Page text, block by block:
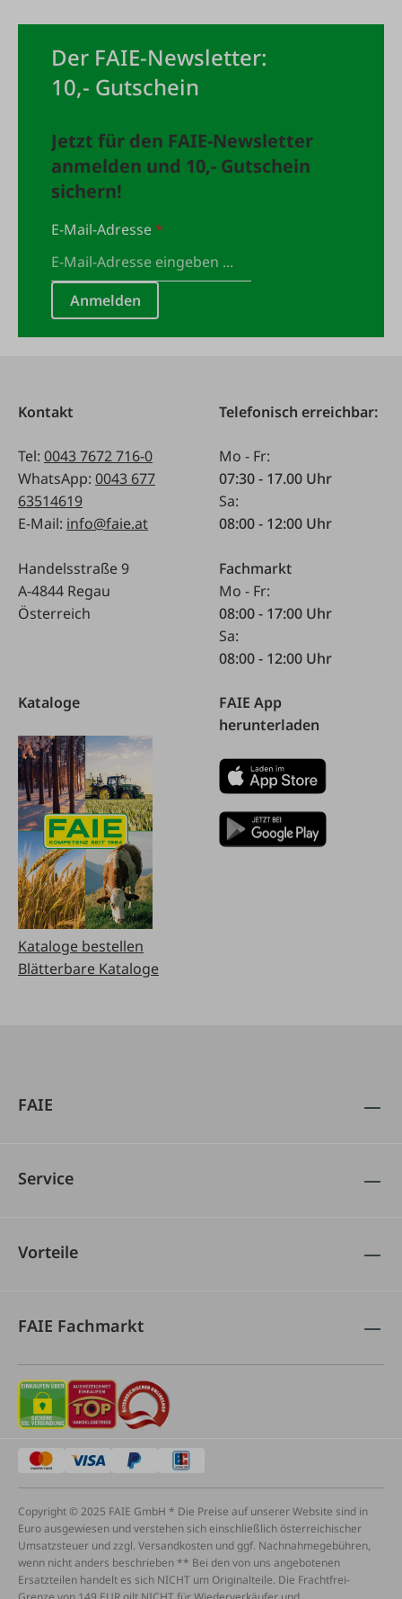
Der FAIE-Newsletter:
10,- Gutschein
Jetzt für den FAIE-Newsletter
anmelden und 10,- Gutschein
sichern!
E-Mail-Adresse*
Anmelden
Kontakt
Tel: 0043 7672 716-0
WhatsApp: 0043 677
63514619
E-Mail: info@faie.at
Handelsstraße 9
A-4844 Regau
Österreich
Telefonisch erreichbar:
Mo - Fr:
07:30 - 17.00 Uhr
Sa:
08:00 - 12:00 Uhr
Fachmarkt
Mo - Fr:
08:00 - 17:00 Uhr
Sa:
08:00 - 12:00 Uhr
Kataloge
Kataloge bestellen
Blätterbare Kataloge
FAIE App
herunterladen
FAIE
Service
Vorteile
FAIE Fachmarkt
Copyright © 2025 FAIE GmbH * Die Preise auf unserer Website sind in
Euro ausgewiesen und verstehen sich einschließlich österreichischer
Umsatzsteuer und zzgl. Versandkosten und ggf. Nachnahmegebühren,
wenn nicht anders beschrieben ** Bei den von uns angebotenen
Ersatzteilen handelt es sich NICHT um Originalteile. Die Frachtfrei-